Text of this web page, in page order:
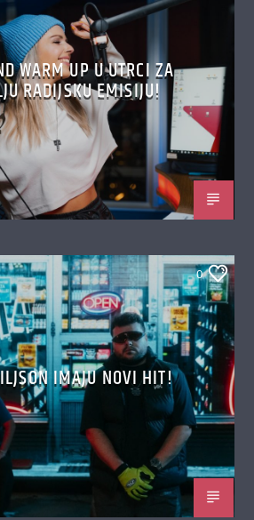
WARM UP U UTRCI ZA
RADIJSKU EMISIJU!
0
IMAJU NOVI HIT!